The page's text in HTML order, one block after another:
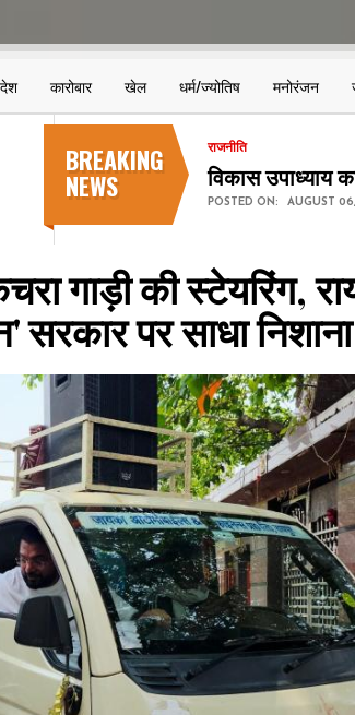
कारोबार खेल धर्म/ज्योतिष मनोरंजन
BREAKING
NEWS
देश-विदेश
कॉकरोच जनता
POSTED ON: AUGUST
गाड़ी की स्टेयरिंग,
पर साधा निशाना